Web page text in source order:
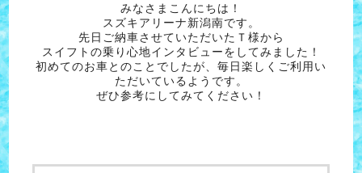
みなさまこんにちは！
スズキアリーナ新潟南です。
先日ご納車させていただいたＴ様から
スイフトの乗り心地インタビューをしてみました！
初めてのお車とのことでしたが、毎日楽しくご利用い
ただいているようです。
ぜひ参考にしてみてください！